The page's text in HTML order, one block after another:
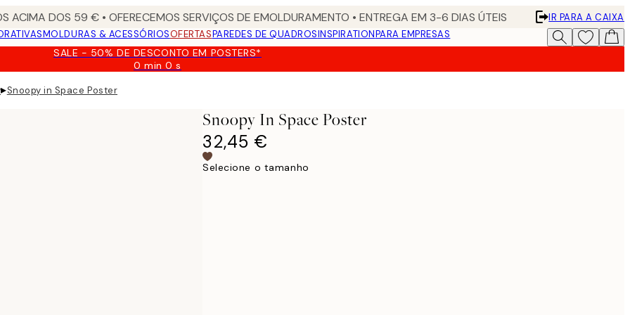
ACIMA DOS 59 € • OFERECEMOS SERVIÇOS DE EMOLDURAMENTO • ENTREGA EM 3-6 DIAS ÚTEIS
IR PARA A CAIXA
MOLDURAS & ACESSÓRIOSOFERTASPAREDES DE QUADROSINSPIRATIONPARA EMPRESAS
SALE - 50% DE DESCONTO EM POSTERS*
0 min0 s
Válido
▸Snoopy in Space Poster
Snoopy In Space Poster
32,45 €
Selecione o tamanho